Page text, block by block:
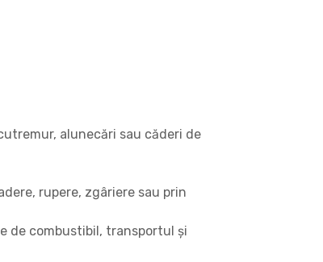
alunecări sau căderi de
rupere, zgâriere sau prin
de combustibil, transportul și